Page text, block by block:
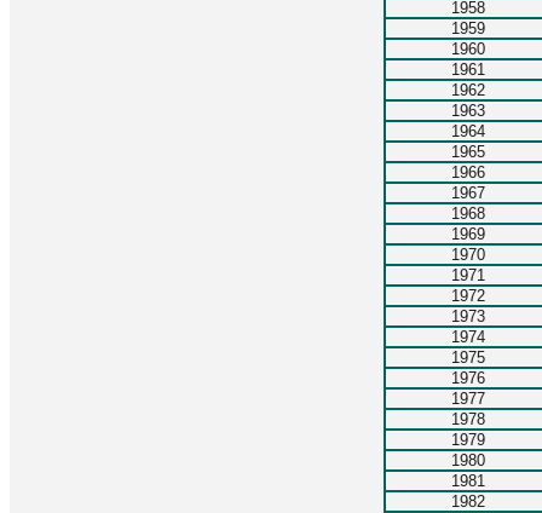
1958
1959
1960
1961
1962
1963
1964
1965
1966
1967
1968
1969
1970
1971
1972
1973
1974
1975
1976
1977
1978
1979
1980
1981
1982